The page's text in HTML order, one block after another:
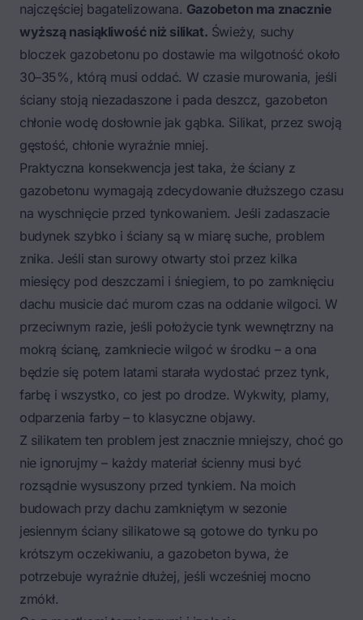
najczęściej bagatelizowana. Gazobeton ma znacznie
wyższą nasiąkliwość niż silikat. Świeży, suchy
bloczek gazobetonu po dostawie ma wilgotność około
30–35%, którą musi oddać. W czasie murowania, jeśli
ściany stoją niezadaszone i pada deszcz, gazobeton
chłonie wodę dosłownie jak gąbka. Silikat, przez swoją
gęstość, chłonie wyraźnie mniej.
Praktyczna konsekwencja jest taka, że ściany z
gazobetonu wymagają zdecydowanie dłuższego czasu
na wyschnięcie przed tynkowaniem. Jeśli zadaszacie
budynek szybko i ściany są w miarę suche, problem
znika. Jeśli stan surowy otwarty stoi przez kilka
miesięcy pod deszczami i śniegiem, to po zamknięciu
dachu musicie dać murom czas na oddanie wilgoci. W
przeciwnym razie, jeśli położycie tynk wewnętrzny na
mokrą ścianę, zamkniecie wilgoć w środku – a ona
będzie się potem latami starała wydostać przez tynk,
farbę i wszystko, co jest po drodze. Wykwity, plamy,
odparzenia farby – to klasyczne objawy.
Z silikatem ten problem jest znacznie mniejszy, choć go
nie ignorujmy – każdy materiał ścienny musi być
rozsądnie wysuszony przed tynkiem. Na moich
budowach przy dachu zamkniętym w sezonie
jesiennym ściany silikatowe są gotowe do tynku po
krótszym oczekiwaniu, a gazobeton bywa, że
potrzebuje wyraźnie dłużej, jeśli wcześniej mocno
zmókł.